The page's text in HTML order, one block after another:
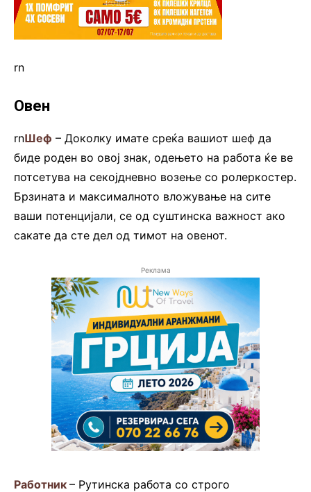
rn
Овен
rnШеф – Доколку имате среќа вашиот шеф да
биде роден во овој знак, одењето на работа ќе ве
потсетува на секојдневно возење со ролеркостер.
Брзината и максималното вложување на сите
ваши потенцијали, се од суштинска важност ако
сакате да сте дел од тимот на овенот.
Реклама
Работник – Рутинска работа со строго